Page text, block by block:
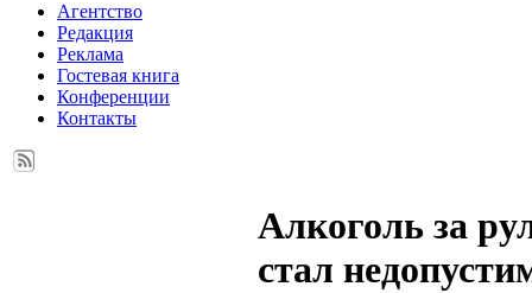
Агентство
Редакция
Реклама
Гостевая книга
Конференции
Контакты
Алкоголь за
стал